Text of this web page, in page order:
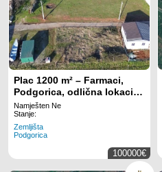
Plac 1200 m² – Farmaci,
Podgorica, odlična lokacija
za stambenu ili poslovnu
gradnju
Namješten Ne
Stanje:
Zemljišta
Podgorica
100000€